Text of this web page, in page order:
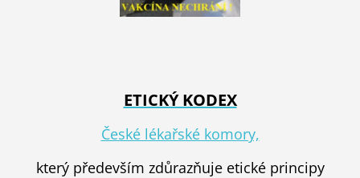
ETICKÝ KODEX
České lékařské komory,
který především zdůrazňuje etické principy